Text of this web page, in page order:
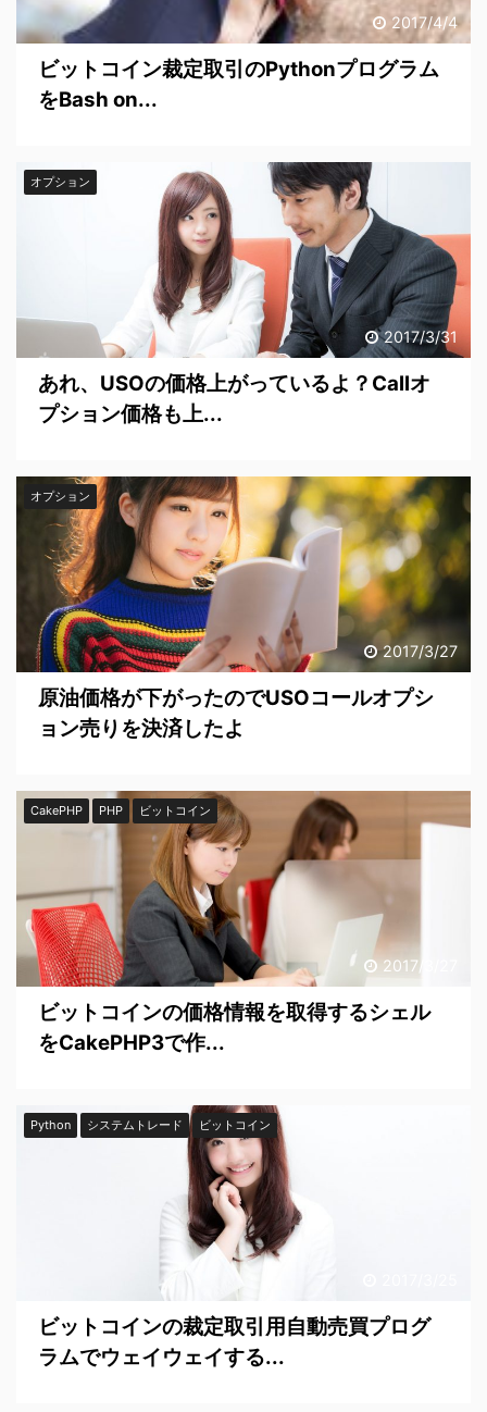
2017/4/4
ビットコイン裁定取引のPythonプログラム
をBash on...
2017/3/31
オプション
あれ、USOの価格上がっているよ？Callオ
プション価格も上...
2017/3/27
オプション
原油価格が下がったのでUSOコールオプシ
ョン売りを決済したよ
2017/3/27
CakePHP PHP ビットコイン
ビットコインの価格情報を取得するシェル
をCakePHP3で作...
Python システムトレード ビットコイン
ビットコインの裁定取引用自動売買プログ
ラムでウェイウェイする...